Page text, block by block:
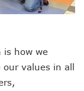
is how we
our values in all